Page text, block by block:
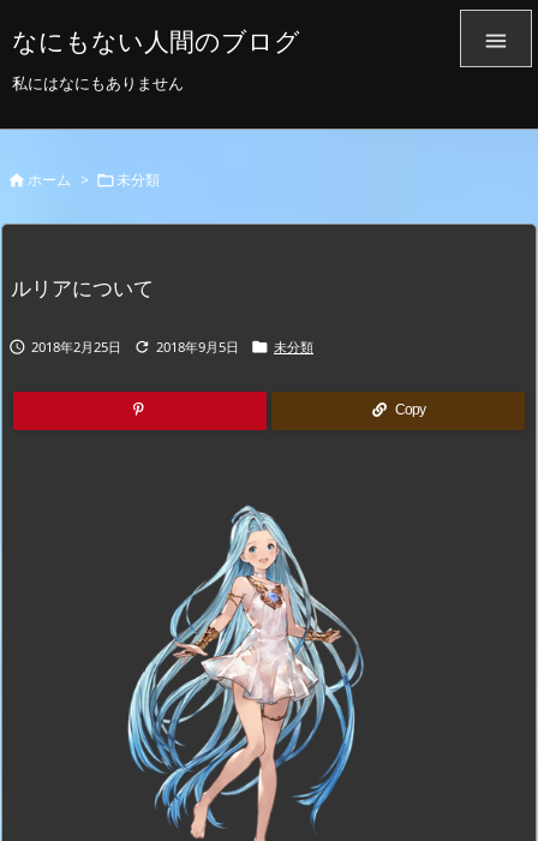
なにもない人間のブログ
私にはなにもありません

ホーム > 未分類
ルリアについて
 2018年2月25日  2018年9月5日  未分類
Copy